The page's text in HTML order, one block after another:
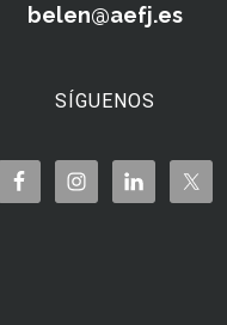
belen@aefj.es
SÍGUENOS